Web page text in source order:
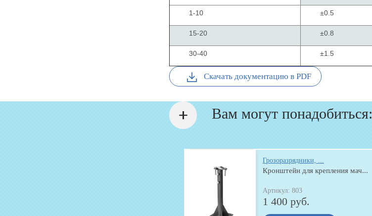
1-10 ±0.5
15-20 ±0.8
30-40 ±1.5
Скачать документацию в PDF
Вам могут понадобиться:
Грозоразрядники, ...
Кронштейн для крепления мач...
Артикул: 803
1 400 руб.